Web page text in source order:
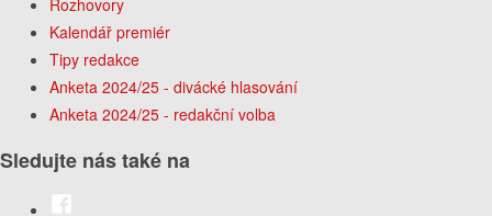
Kalendář premiér
Tipy redakce
Anketa 2024/25 - divácké hlasování
Anketa 2024/25 - redakční volba
Sledujte nás také na